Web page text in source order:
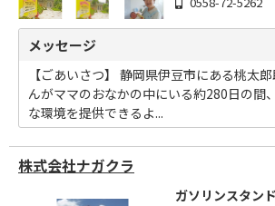
メッセージ
【ごあいさつ】 静岡県伊豆市にある桃太
んがママのおなかの中にいる約280日の間
な環境を提供できるよ...
株式会社ナガクラ
ガソリンスタン